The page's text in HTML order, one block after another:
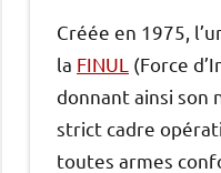
Créée en 1975,
la FINUL (Force
donnant ainsi son
strict cadre
toutes armes